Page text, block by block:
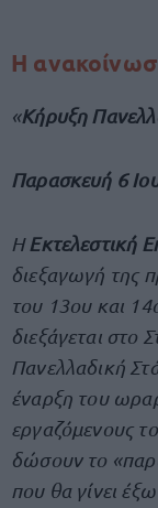
Η
«Κήρυξη
Παρασκευή 6
ΗΕκτελεστική
διεξαγωγή της
του 13ου και
διεξάγεται στο
Πανελλαδική
έναρξη του
εργαζόμενους
δώσουν το
που θα γίνει